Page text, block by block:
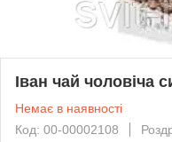
Іван чай чоловіча
Немає в наявності
Код: 00-00002108